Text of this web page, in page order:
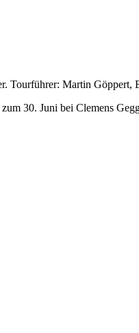
Tourführer: Martin Göppert,
30. Juni bei Clemens